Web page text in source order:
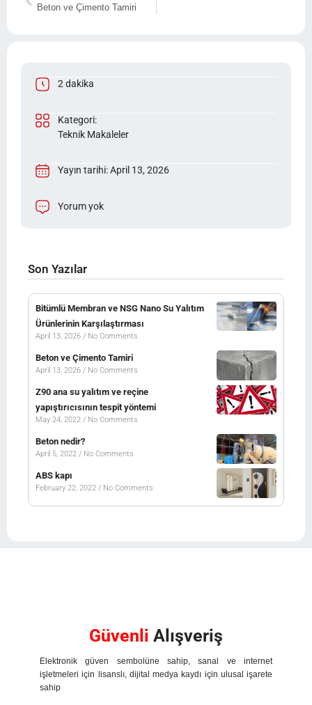
Beton ve Çimento Tamiri
2 dakika
Kategori:
Teknik Makaleler
Yayın tarihi: April 13, 2026
Yorum yok
Son Yazılar
Bitümlü Membran ve NSG Nano Su Yalıtım
Ürünlerinin Karşılaştırması
April 13, 2026 No Comments
Beton ve Çimento Tamiri
April 13, 2026 No Comments
Z90 ana su yalıtım ve reçine
yapıştırıcısının tespit yöntemi
May 24, 2022 No Comments
Beton nedir?
April 5, 2022 No Comments
ABS kapı
February 22, 2022 No Comments
Güvenli Alışveriş
Elektronik güven sembolüne sahip, sanal ve internet
işletmeleri için lisanslı, dijital medya kaydı için ulusal işarete
sahip